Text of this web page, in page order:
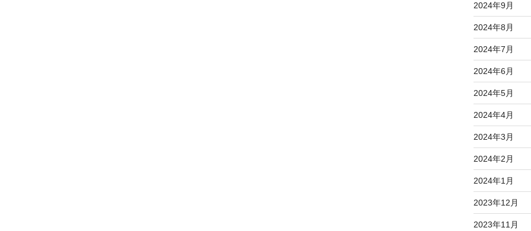
2024年9月
2024年8月
2024年7月
2024年6月
2024年5月
2024年4月
2024年3月
2024年2月
2024年1月
2023年12月
2023年11月